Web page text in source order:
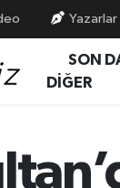
Yazarlar
SON
DİĞER